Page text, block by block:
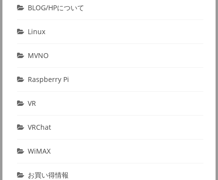
BLOG/HPについて
Linux
MVNO
Raspberry Pi
VR
VRChat
WiMAX
お買い得情報